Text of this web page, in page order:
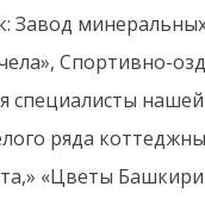
Завод
Спортивно-
специалисты
ряда
«Цветы